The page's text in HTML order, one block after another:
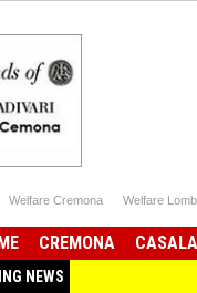
Welfare Cremona Welfare
CREMONA
NEWS